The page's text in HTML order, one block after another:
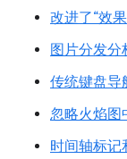
改进了“效
图片分发分
传统键盘导
忽略火焰图
时间轴标记